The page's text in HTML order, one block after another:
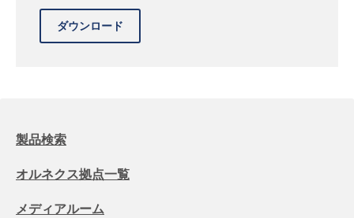
製品検索
オルネクス拠点一覧
メディアルーム